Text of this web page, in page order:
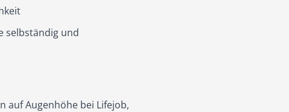
selbständig und
auf Augenhöhe bei Lifejob,